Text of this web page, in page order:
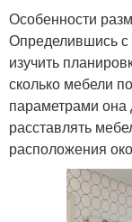
Особенности
Определившись
изучить
сколько мебели
параметрами она
расставлять
расположения